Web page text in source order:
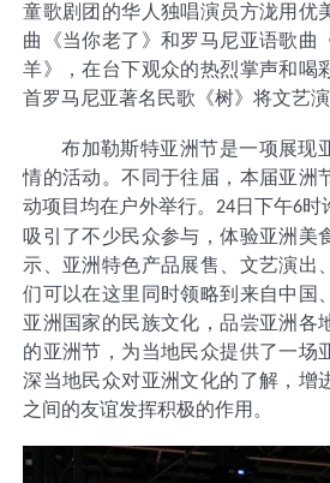
童歌剧团的华人独唱演员方泷用优
曲《当你老了》 和罗马尼亚语歌曲
羊》，在台下观众的热烈掌声和喝
首罗马尼亚著名民歌《树》将文艺演
布加勒斯特亚洲节是一项展现
情的活动。不同于往届，本届亚洲
动项目均在户外举行。 24日下午6时
吸引了不少民众参与，体验亚洲美
示、亚洲特色产品展售、文艺演出、
们可以在这里同时领略到来自中国
亚洲国家的民族文化，品尝亚洲各
的亚洲节，为当地民众提供了一场
深当地民众对亚洲文化的了解，增
之间的友谊发挥积极的作用。